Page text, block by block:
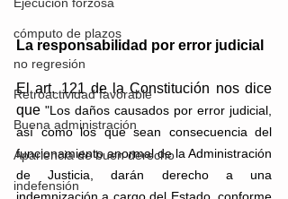
cómputo de plazos
no regresión
Retroactividad favorable
Buena administración
Apariencia de buen derecho
indefensión
La responsabilidad por error judicial
El art. 121 de la Constitución nos dice
que "Los daños causados por error judicial,
así como los que sean consecuencia del
funcionamiento anormal de la Administración
de Justicia, darán derecho a una